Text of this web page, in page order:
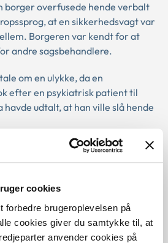
cookies
forbedre brugeroplevelsen på
cookies giver du samtykke til, at
anvender cookies på
overfusede hende verbalt
at en sikkerhedsvagt var
Borgeren var kendt for at
andre sagsbehandlere.
om en ulykke, da en
efter en psykiatrisk patient til
udtalt, at han ville slå hende
om en ulykke da en
en psykisk reaktion efter en